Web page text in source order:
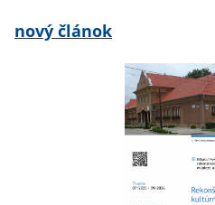
nový článok